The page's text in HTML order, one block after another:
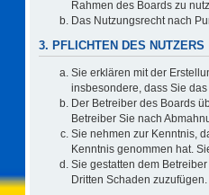
Rahmen des Boards zu
Das Nutzungsrecht nach
3. PFLICHTEN DES NUTZERS
Sie erklären mit der
insbesondere, dass Sie
Der Betreiber des Boards
Betreiber Sie nach
Sie nehmen zur Kenntnis,
Kenntnis genommen hat.
Sie gestatten dem
Dritten Schaden zuzufügen.